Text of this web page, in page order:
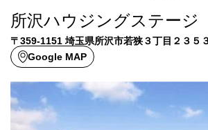
所沢ハウジングステージ
〒359-1151 埼玉県所沢市若狭３丁目２３５
Google MAP